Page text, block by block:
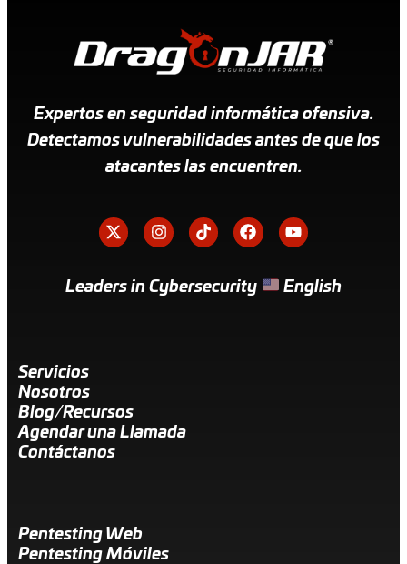
Expertos en seguridad informática ofensiva.
Detectamos vulnerabilidades antes de que los
atacantes las encuentren.
Leaders in Cybersecurity English
Servicios
Nosotros
Blog/Recursos
Agendar una Llamada
Contáctanos
Pentesting Web
Pentesting Móviles